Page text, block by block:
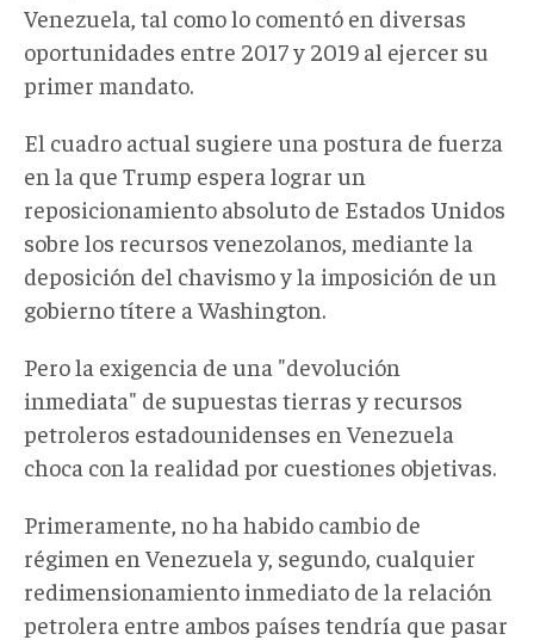
Venezuela, tal como lo comentó en diversas
oportunidades entre 2017 y 2019 al ejercer su
primer mandato.
El cuadro actual sugiere una postura de fuerza
en la que Trump espera lograr un
reposicionamiento absoluto de Estados Unidos
sobre los recursos venezolanos, mediante la
deposición del chavismo y la imposición de un
gobierno títere a Washington.
Pero la exigencia de una "devolución
inmediata" de supuestas tierras y recursos
petroleros estadounidenses en Venezuela
choca con la realidad por cuestiones objetivas.
Primeramente, no ha habido cambio de
régimen en Venezuela y, segundo, cualquier
redimensionamiento inmediato de la relación
petrolera entre ambos países tendría que pasar